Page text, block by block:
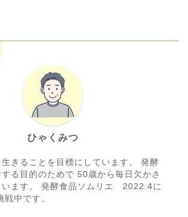
ひゃくみつ
きることを目標にしています。 発酵
る目的のためで 50歳から毎日欠かさ
います。 発酵食品ソムリエ 2022.4に
中です。